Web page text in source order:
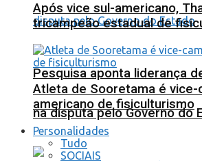
Pesquisa aponta liderança
na disputa pelo Governo do
Após vice sul-americano,
tricampeão estadual de
Atleta de Sooretama é vice-
americano de fisiculturismo
Personalidades
Tudo
SOCIAIS